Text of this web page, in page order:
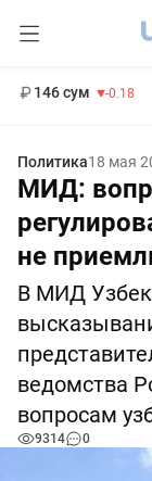
146 сум -0.18
Политика18 мая
МИД:
не
В МИД
ведомства
вопросам
9314 0